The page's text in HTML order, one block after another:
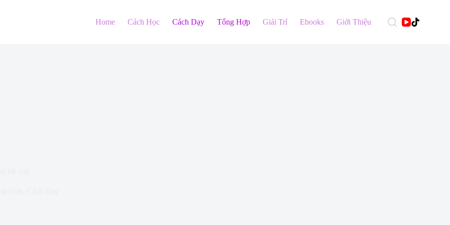
Home Cách Học Cách Dạy Tổng Hợp Giải Trí Ebooks Giới Thiệu